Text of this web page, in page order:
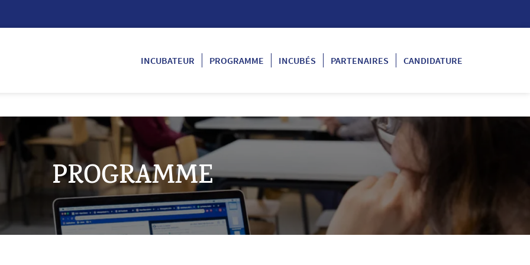
INCUBATEUR
PROGRAMME INCUBÉS PARTENAIRES CANDIDATURE
PROGRAMME